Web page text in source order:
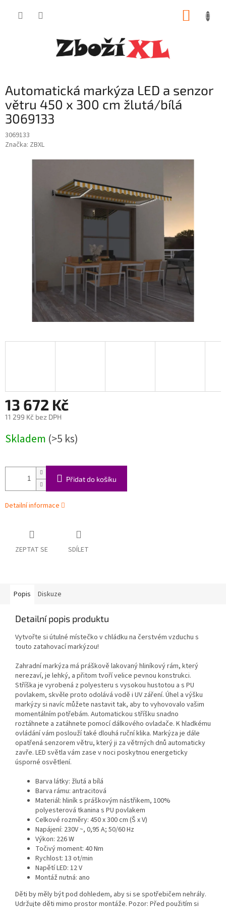
Automatická markýza LED a senzor
větru 450 x 300 cm žlutá/bílá
3069133
3069133
Značka: ZBXL
13 672 Kč
11 299 Kč bez DPH
cena:
Skladem (>5 ks)
Přidat do košíku
Detailní informace
ZEPTAT SE SDÍLET
Popis Diskuze
Detailní popis produktu
Vytvořte si útulné místečko v chládku na čerstvém vzduchu s
touto zatahovací markýzou!
Zahradní markýza má práškově lakovaný hliníkový rám, který
nerezaví, je lehký, a přitom tvoří velice pevnou konstrukci.
Stříška je vyrobená z polyesteru s vysokou hustotou a s PU
povlakem, skvěle proto odolává vodě i UV záření. Úhel a výšku
markýzy si navíc můžete nastavit tak, aby to vyhovovalo vašim
momentálním potřebám. Automatickou stříšku snadno
roztáhnete a zatáhnete pomocí dálkového ovladače. K hladkému
ovládání vám poslouží také dlouhá ruční klika. Markýza je dále
opatřená senzorem větru, který ji za větrných dnů automaticky
zavře. LED světla vám zase v noci poskytnou energeticky
úsporné osvětlení.
Barva látky: žlutá a bílá
Barva rámu: antracitová
Materiál: hliník s práškovým nástřikem, 100%
polyesterová tkanina s PU povlakem
Celkové rozměry: 450 x 300 cm (Š x V)
Napájení: 230V ~, 0,95 A; 50/60 Hz
Výkon: 226 W
Točivý moment: 40 Nm
Rychlost: 13 ot/min
Napětí LED: 12 V
Montáž nutná: ano
Děti by měly být pod dohledem, aby si se spotřebičem nehrály.
Udržujte děti mimo prostor montáže. Pozor: Před použitím si